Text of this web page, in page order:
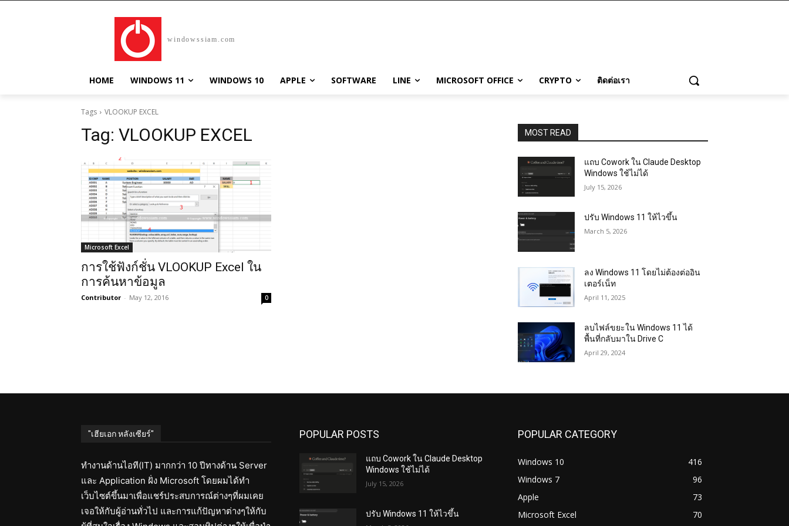
windowssiam.com
HOME WINDOWS 11 WINDOWS 10 APPLE SOFTWARE LINE MICROSOFT OFFICE CRYPTO ติดต่อเรา
Tags VLOOKUP EXCEL
Tag: VLOOKUP EXCEL
Microsoft Excel
การใช้ฟังก์ชั่น VLOOKUP Excel ใน
การค้นหาข้อมูล
Contributor - May 12, 2016 0
MOST READ
แถบ Cowork ใน Claude Desktop
Windows ใช้ไม่ได้
July 15, 2026
ปรับ Windows 11 ให้ไวขึ้น
March 5, 2026
ลง Windows 11 โดยไม่ต้องต่ออิน
เตอร์เน็ท
April 11, 2025
ลบไฟล์ขยะใน Windows 11 ได้
พื้นที่กลับมาใน Drive C
April 29, 2024
"เฮียเอก หลังเซียร์"
ทำงานด้านไอที(IT) มากกว่า 10 ปีทางด้าน Server
และ Application ฝั่ง Microsoft โดยผมได้ทำ
เว็บไซต์ขึ้นมาเพื่อแชร์ประสบการณ์ต่างๆที่ผมเคย
เจอให้กับผู้อ่านทั่วไป และการแก้ปัญหาต่างๆให้กับ
POPULAR POSTS
แถบ Cowork ใน Claude Desktop
Windows ใช้ไม่ได้
July 15, 2026
ปรับ Windows 11 ให้ไวขึ้น
POPULAR CATEGORY
Windows 10
416
Windows 7
96
Apple
73
Microsoft Excel
70